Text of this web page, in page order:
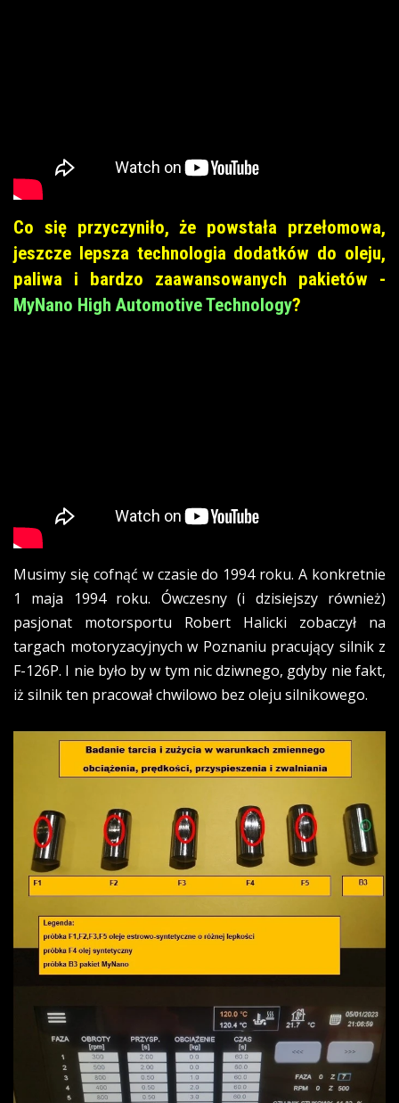
Co się przyczyniło, że powstała przełomowa,
jeszcze lepsza technologia dodatków do oleju,
paliwa i bardzo zaawansowanych pakietów -
MyNano High Automotive Technology?
Musimy się cofnąć w czasie do 1994 roku. A konkretnie
1 maja 1994 roku. Ówczesny (i dzisiejszy również)
pasjonat motorsportu Robert Halicki zobaczył na
targach motoryzacyjnych w Poznaniu pracujący silnik z
F-126P. I nie było by w tym nic dziwnego, gdyby nie fakt,
iż silnik ten pracował chwilowo bez oleju silnikowego.